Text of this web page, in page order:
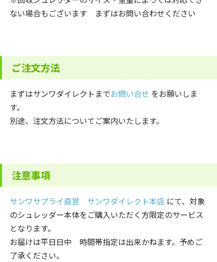
ない場合もございます まずはお問い合わせください
ご注文方法
まずはサンワダイレクトまでお問い合せ をお願いしま
す。
別途、注文方法についてご案内いたします。
注意事項
サンワサプライ直営 サンワダイレクト本店 にて、対象
のシュレッダー本体をご購入いただく方限定のサービス
となります。
お届けは平日日中 時間帯指定は出来かねます。予めご
了承ください。